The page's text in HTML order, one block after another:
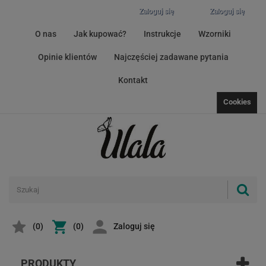
Zaloguj się
Zaloguj się
O nas Jak kupować? Instrukcje Wzorniki
Opinie klientów Najczęściej zadawane pytania
Kontakt
Cookies
(0) (0) Zaloguj się
PRODUKTY